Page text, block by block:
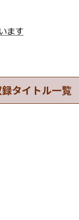
タイトル一覧